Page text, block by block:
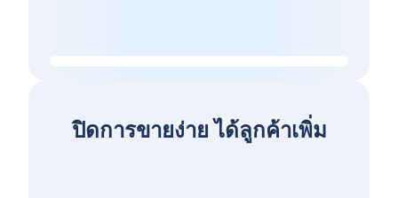
ปิดการขายง่าย ได้ลูกค้าเพิ่ม